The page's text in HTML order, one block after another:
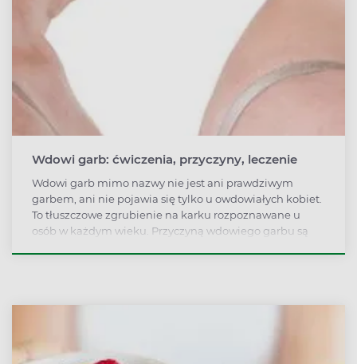
Wdowi garb: ćwiczenia, przyczyny, leczenie
Wdowi garb mimo nazwy nie jest ani prawdziwym
garbem, ani nie pojawia się tylko u owdowiałych kobiet.
To tłuszczowe zgrubienie na karku rozpoznawane u
osób w każdym wieku. Przyczyną wdowiego garbu są